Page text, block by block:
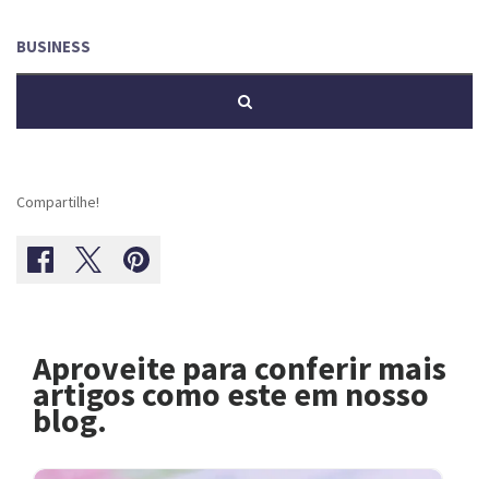
Compartilhe!
Aproveite para conferir mais
artigos como este em nosso
blog.